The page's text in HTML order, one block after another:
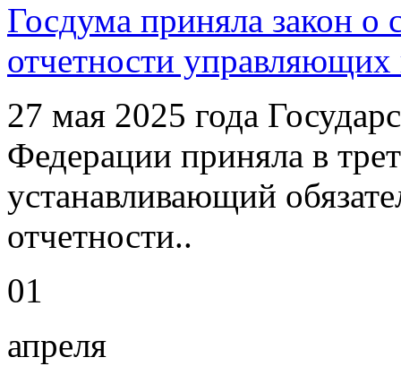
Госдума приняла закон о
отчетности
27 мая 2025 года
Федерации приняла в
устанавливающий
отчетности..
01
апреля